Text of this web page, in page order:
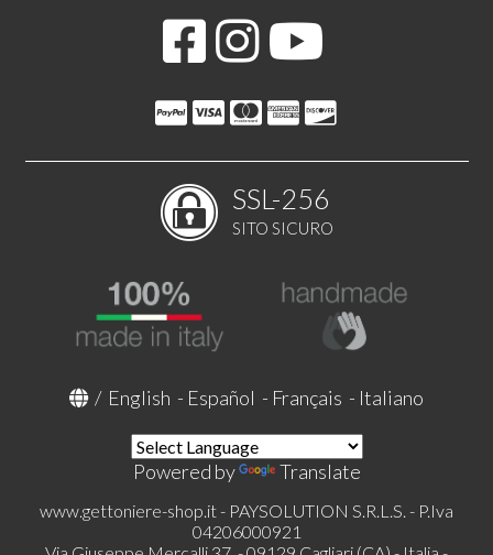
SSL-256
SITO SICURO
/ English - Español - Français - Italiano
Powered by Translate
www.gettoniere-shop.it - PAYSOLUTION S.R.L.S. - P.Iva
04206000921